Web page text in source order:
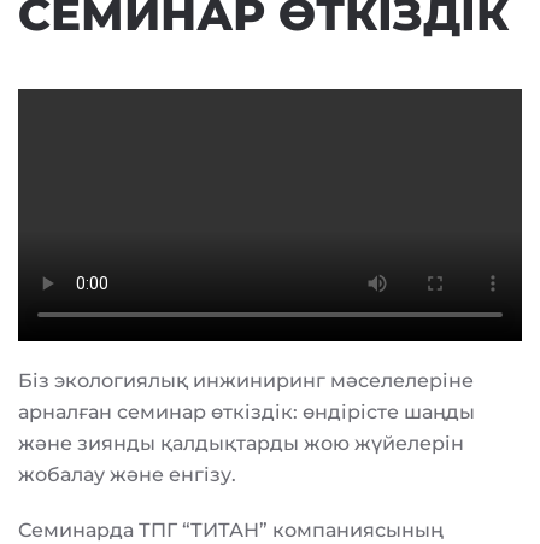
СЕМИНАР ӨТКІЗДІК
Біз экологиялық инжиниринг мәселелеріне
арналған семинар өткіздік: өндірісте шаңды
және зиянды қалдықтарды жою жүйелерін
жобалау және енгізу.
Семинарда ТПГ “ТИТАН” компаниясының